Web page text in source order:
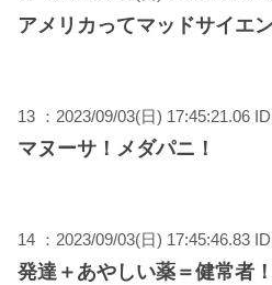
アメリカってマッドサイエ
13 ：2023/09/03(日) 17:45:21.06
マヌーサ！メダパニ！
14 ：2023/09/03(日) 17:45:46.83
発達＋あやしい薬＝健常者！